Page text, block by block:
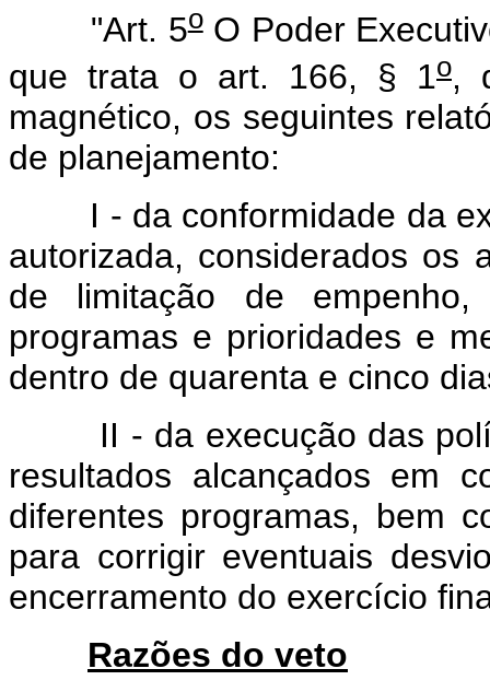
"Art. 5oO Poder
que trata o art. 166, § 1o,
magnético, os seguintes
de planejamento:
I - da conformidade da
autorizada, considerados os
de limitação de
programas e prioridades e
dentro de quarenta e cinco
II - da execução das
resultados alcançados em
diferentes programas, bem
para corrigir eventuais
encerramento do exercício
Razões do veto